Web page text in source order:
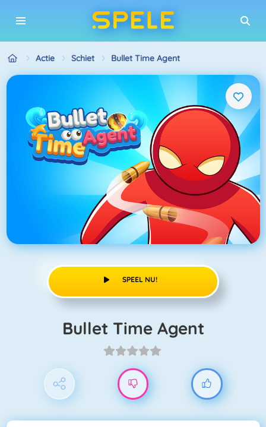
Actie Schiet Bullet Time Agent
SPEEL NU!
Bullet Time Agent